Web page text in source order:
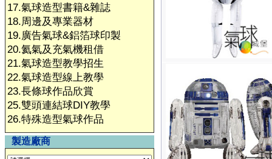
17.氣球造型書籍&雜誌
18.周邊及專業器材
19.廣告氣球&鋁箔球印製
20.氦氣及充氣機租借
21.氣球造型教學招生
22.氣球造型線上教學
23.長條球作品欣賞
25.雙頭連結球DIY教學
26.特殊造型氣球作品
製造廠商